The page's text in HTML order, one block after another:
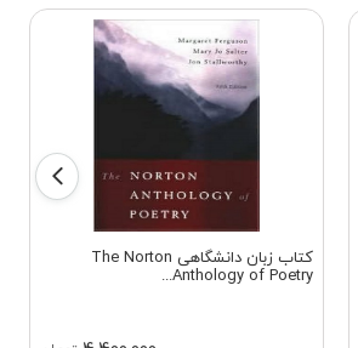
کتاب زبان دانشگاهی The Norton
Anthology of Poetry...